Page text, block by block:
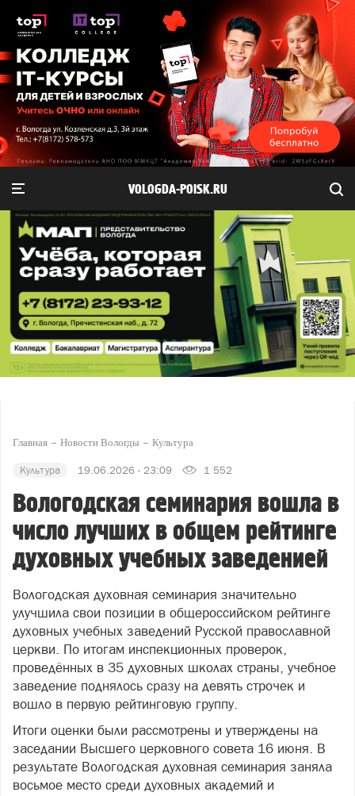
VOLOGDA-POISK.RU
Главная Новости Вологды Культура
Культура 19.06.2026 - 23:09 1 552
Вологодская семинария вошла в
число лучших в общем рейтинге
духовных учебных заведенией
Вологодская духовная семинария значительно
улучшила свои позиции в общероссийском рейтинге
духовных учебных заведений Русской православной
церкви. По итогам инспекционных проверок,
проведённых в 35 духовных школах страны, учебное
заведение поднялось сразу на девять строчек и
вошло в первую рейтинговую группу.
Итоги оценки были рассмотрены и утверждены на
заседании Высшего церковного совета 16 июня. В
результате Вологодская духовная семинария заняла
восьмое место среди духовных академий и